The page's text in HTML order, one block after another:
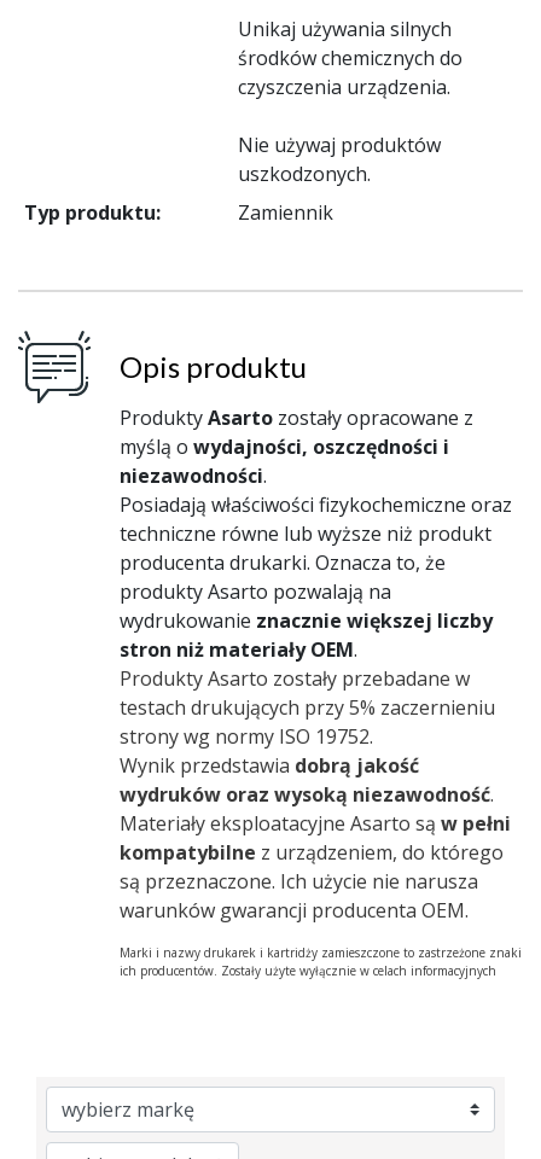
Unikaj używania silnych
środków chemicznych do
czyszczenia urządzenia.
Nie używaj produktów
uszkodzonych.
Typ produktu:
Zamiennik
Opis produktu
ProduktyAsarto zostały opracowane z
myślą o wydajności, oszczędności i
niezawodności.
Posiadają właściwości fizykochemiczne oraz
techniczne równe lub wyższe niż produkt
producenta drukarki. Oznacza to, że
produkty Asarto pozwalają na
wydrukowanie znacznie większej liczby
stron niż materiały OEM.
Produkty Asarto zostały przebadane w
testach drukujących przy 5% zaczernieniu
strony wg normy ISO 19752.
Wynik przedstawia dobrą jakość
wydruków oraz wysoką niezawodność.
Materiały eksploatacyjne Asarto są w pełni
kompatybilne z urządzeniem, do którego
są przeznaczone. Ich użycie nie narusza
warunków gwarancji producenta OEM.
Marki i nazwy drukarek i kartridży zamieszczone to zastrzeżone znaki
ich producentów. Zostały użyte wyłącznie w celach informacyjnych